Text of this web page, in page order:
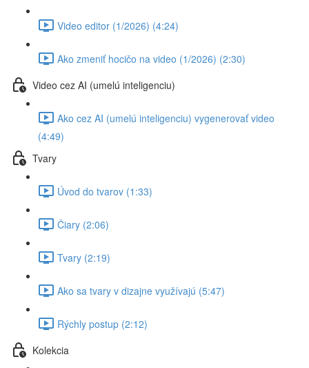
Video editor (1/2026) (4:24)
Ako zmeniť hocičo na video (1/2026) (2:30)
Video cez AI (umelú inteligenciu)
Ako cez AI (umelú inteligenciu) vygenerovať video
(4:49)
Tvary
Úvod do tvarov (1:33)
Čiary (2:06)
Tvary (2:19)
Ako sa tvary v dizajne využívajú (5:47)
Rýchly postup (2:12)
Kolekcia